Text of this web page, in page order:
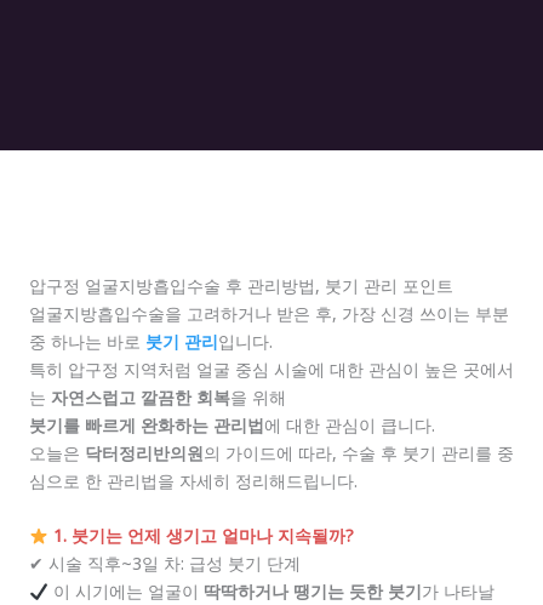
압구정 얼굴지방흡입수술 후 관리방법, 붓기 관리 포인트
얼굴지방흡입수술을 고려하거나 받은 후, 가장 신경 쓰이는 부분
중 하나는 바로 붓기 관리입니다.
특히 압구정 지역처럼 얼굴 중심 시술에 대한 관심이 높은 곳에서
는 자연스럽고 깔끔한 회복을 위해
붓기를 빠르게 완화하는 관리법에 대한 관심이 큽니다.
오늘은 닥터정리반의원의 가이드에 따라, 수술 후 붓기 관리를 중
심으로 한 관리법을 자세히 정리해드립니다.
1. 붓기는 언제 생기고 얼마나 지속될까?
✔ 시술 직후~3일 차: 급성 붓기 단계
이 시기에는 얼굴이 딱딱하거나 땡기는 듯한 붓기가 나타날